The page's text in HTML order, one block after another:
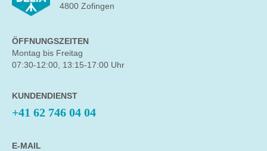
4800 Zofingen
ÖFFNUNGSZEITEN
Montag bis Freitag
07:30-12:00, 13:15-17:00 Uhr
KUNDENDIENST
+41 62 746 04 04
E-MAIL